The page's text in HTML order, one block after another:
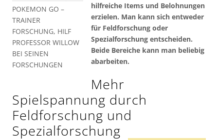
POKEMON GO –
TRAINER
FORSCHUNG, HILF
PROFESSOR WILLOW
BEI SEINEN
FORSCHUNGEN
hilfreiche Items und Belohnungen
erzielen. Man kann sich entweder
für Feldforschung oder
Spezialforschung entscheiden.
Beide Bereiche kann man beliebig
abarbeiten.
Mehr
Spielspannung durch
Feldforschung und
Spezialforschung